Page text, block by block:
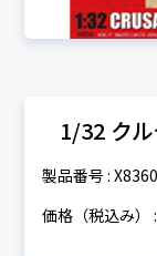
1/32 ク
製品番号 : X8360
価格（税込み）